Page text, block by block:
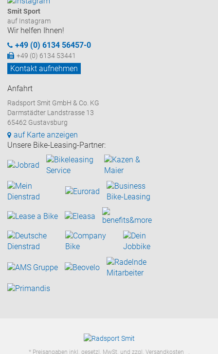
Smit Sport
auf Instagram
Wir helfen Ihnen!
+49 (0) 6134 56457-0
+49 (0) 6134 53441
Kontakt aufnehmen
Anfahrt
Radsport Smit GmbH & Co. KG
Darmstädter Landstrasse 13
65462 Gustavsburg
auf Karte anzeigen
Unsere Bike-Leasing-Partner:
* Preisangaben inkl. gesetzl. MwSt. und zzgl. Versandkosten .